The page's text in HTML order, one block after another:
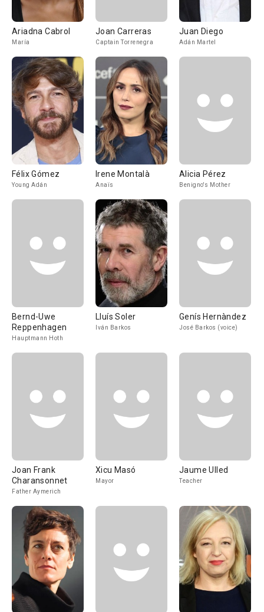
Ariadna Cabrol
María
Joan Carreras
Captain Torrenegra
Juan Diego
Adán Martel
Félix Gómez
Young Adán
Irene Montalà
Anaïs
Alicia Pérez
Benigno's Mother
Bernd-Uwe
Reppenhagen
Hauptmann Hoth
Lluís Soler
Iván Barkos
Genís Hernàndez
José Barkos (voice)
Joan Frank
Charansonnet
Father Aymerich
Xicu Masó
Mayor
Jaume Ulled
Teacher